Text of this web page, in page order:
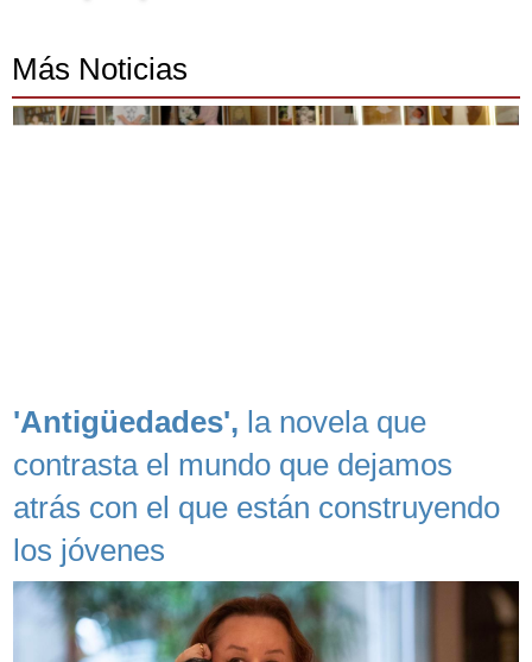
Más Noticias
'Antigüedades', la novela que
contrasta el mundo que dejamos
atrás con el que están construyendo
los jóvenes